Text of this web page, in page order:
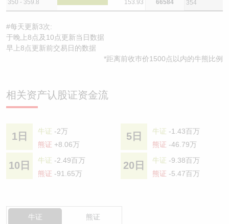
350 - 359.8 153.93 66584 354
#每天更新3次:
于晚上8点及10点更新当日数据
早上8点更新前交易日的数据
*距离前收巿价1500点以内的牛熊比例
相关资产认股证资金流
1日 牛证 -2万
熊证 +8.06万
5日 牛证 -1.43百万
熊证 -46.79万
10日 牛证 -2.49百万
熊证 -91.65万
20日 牛证 -9.38百万
熊证 -5.47百万
牛证 熊证